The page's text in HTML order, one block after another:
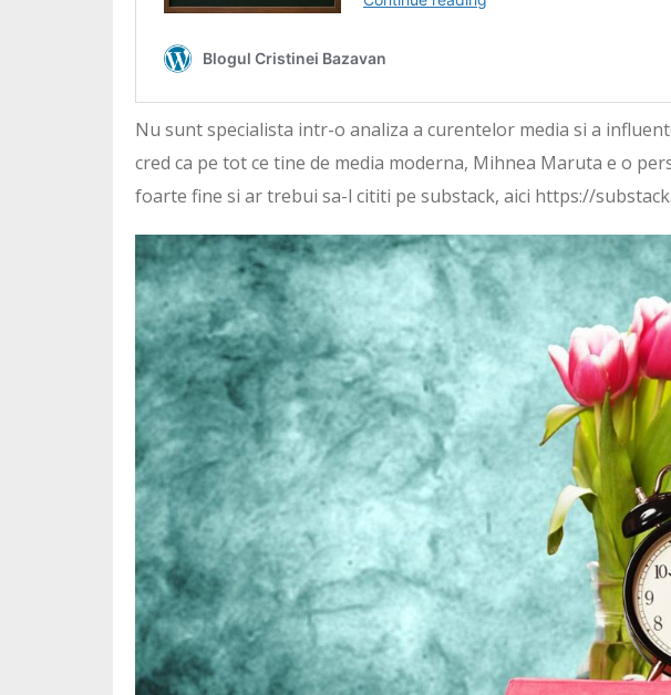
Nu sunt specialista intr-o analiza a curentelor media si a
cred ca pe tot ce tine de media moderna, Mihnea Maruta e o
foarte fine si ar trebui sa-l cititi pe substack, aici https://